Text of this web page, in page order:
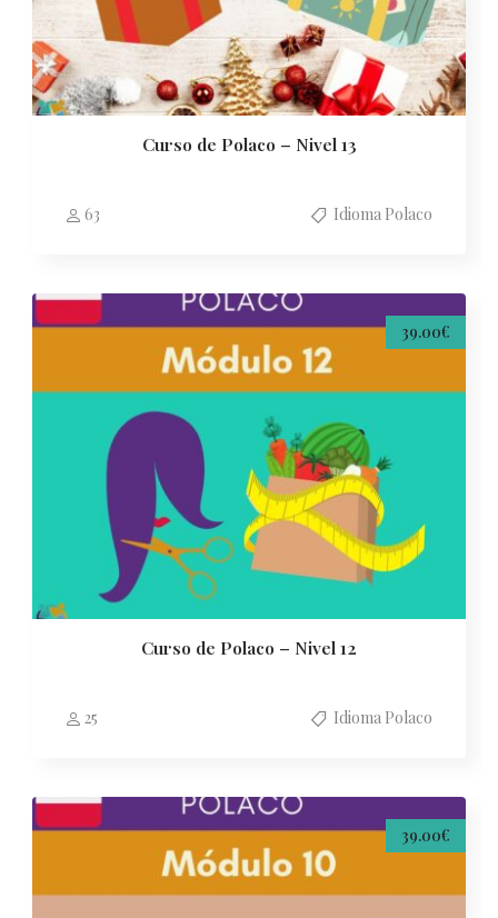
Curso de Polaco – Nivel 13
63 Idioma Polaco
39.00€
Curso de Polaco – Nivel 12
25 Idioma Polaco
39.00€